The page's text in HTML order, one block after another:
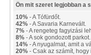
Ön mit szeret legjobban a
10% - A Tófürdőt.
42% - A Savaria Karnevált.
7% - A rengeteg fagyizási
8% - A sok gondozott parkot.
14% - A nyugalmat, amit a
20% - Csak az számít,